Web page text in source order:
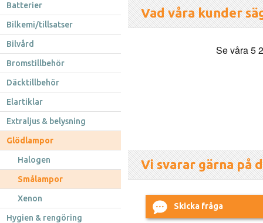
Batterier
Bilkemi/tillsatser
Bilvård
Bromstillbehör
Däcktillbehör
Elartiklar
Extraljus & belysning
Glödlampor
Halogen
Smålampor
Xenon
Hygien & rengöring
Vad våra kunder
Vi svarar gärna på
Skicka fråga